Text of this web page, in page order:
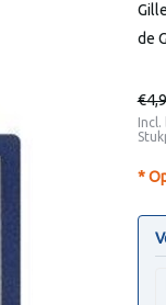
de
Incl.
*